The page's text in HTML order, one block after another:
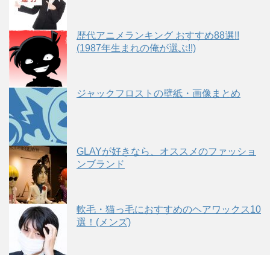
歴代アニメランキング おすすめ88選!!
(1987年生まれの俺が選ぶ!!)
ジャックフロストの壁紙・画像まとめ
GLAYが好きなら、オススメのファッショ
ンブランド
軟毛・猫っ毛におすすめのヘアワックス10
選！(メンズ)